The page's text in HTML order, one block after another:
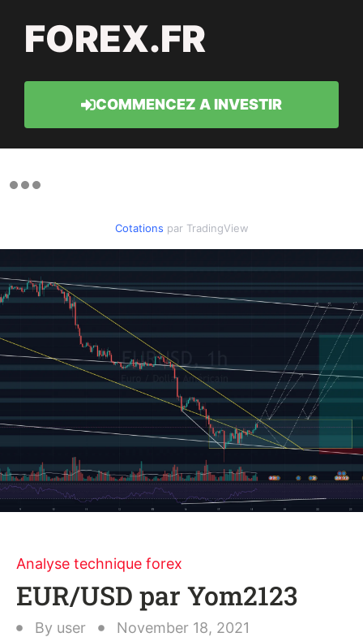
FOREX.FR
COMMENCEZ A INVESTIR
Cotations par TradingView
Analyse technique forex
EUR/USD par Yom2123
By user
November 18, 2021